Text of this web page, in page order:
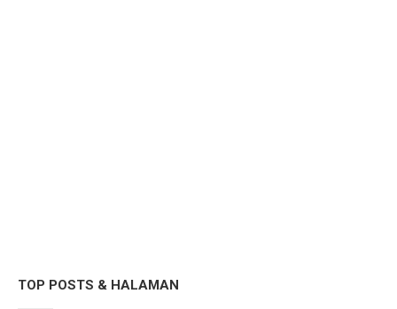
TOP POSTS & HALAMAN